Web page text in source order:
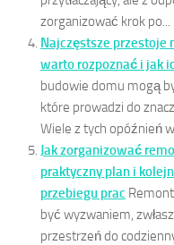
zorganizować krok po...
Najczęstsze przestoje
warto rozpoznać i jak
budowie domu mogą
które prowadzi do
Wiele z tych opóźnień
Jak zorganizować
praktyczny plan i
przebiegu prac
być wyzwaniem,
przestrzeń do